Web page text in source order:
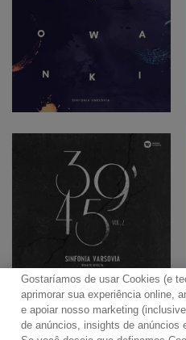
Gostaríamos de usar Cookies (e
aprimorar sua experiência online,
e apoiar nosso marketing
de anúncios, insights de anúncios